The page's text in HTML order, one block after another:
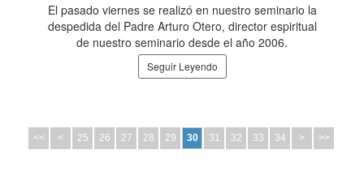
El pasado viernes se realizó en nuestro seminario la
despedida del Padre Arturo Otero, director espiritual
de nuestro seminario desde el año 2006.
Seguir Leyendo
<< < 25 26 27 28 29 30 31 32 33 34 > >>